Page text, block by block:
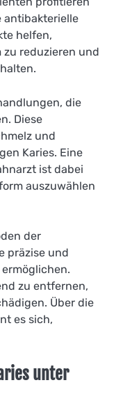
antibakterielle
helfen,
reduzieren und
die
Diese
und
Karies. Eine
ist dabei
auszuwählen
der
präzise und
zu entfernen,
Über die
es sich,
unter